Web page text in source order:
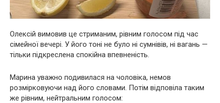
Олексій вимовив це стриманим, рівним голосом під час
сімейної вечері. У його тоні не було ні сумнівів, ні вагань —
тільки підкреслена спокійна впевненість.
Марина уважно подивилася на чоловіка, немов
розмірковуючи над його словами. Потім відповіла таким
же рівним, нейтральним голосом: